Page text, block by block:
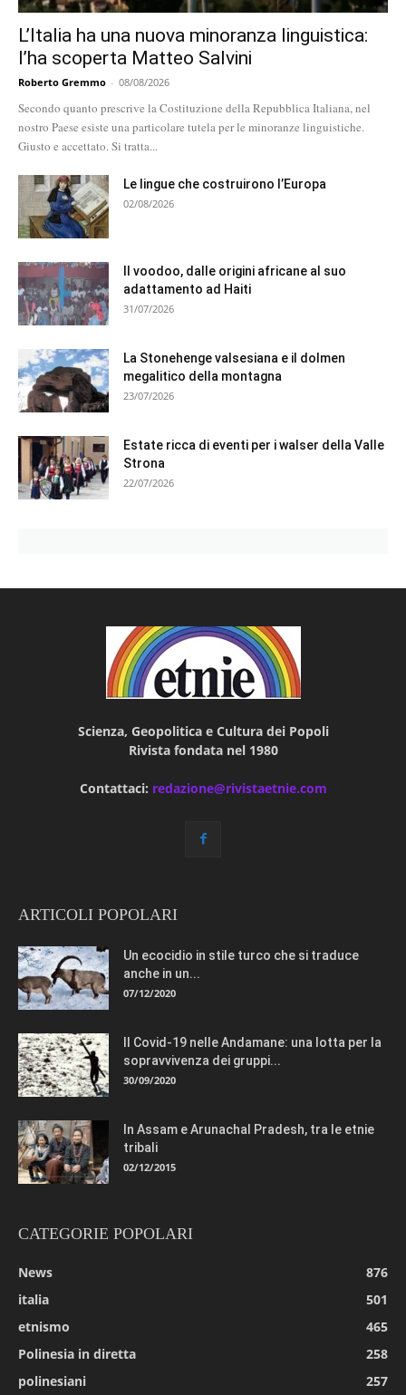
L’Italia ha una nuova minoranza linguistica:
l’ha scoperta Matteo Salvini
Roberto Gremmo - 08/08/2026
Secondo quanto prescrive la Costituzione della Repubblica Italiana, nel
nostro Paese esiste una particolare tutela per le minoranze linguistiche.
Giusto e accettato. Si tratta...
Le lingue che costruirono l’Europa
02/08/2026
Il voodoo, dalle origini africane al suo
adattamento ad Haiti
31/07/2026
La Stonehenge valsesiana e il dolmen
megalitico della montagna
23/07/2026
Estate ricca di eventi per i walser della Valle
Strona
22/07/2026
Scienza, Geopolitica e Cultura dei Popoli
Rivista fondata nel 1980
Contattaci: redazione@rivistaetnie.com
ARTICOLI POPOLARI
Un ecocidio in stile turco che si traduce
anche in un...
07/12/2020
Il Covid-19 nelle Andamane: una lotta per la
sopravvivenza dei gruppi...
30/09/2020
In Assam e Arunachal Pradesh, tra le etnie
tribali
02/12/2015
CATEGORIE POPOLARI
News
876
italia
501
etnismo
465
Polinesia in diretta
258
polinesiani
257